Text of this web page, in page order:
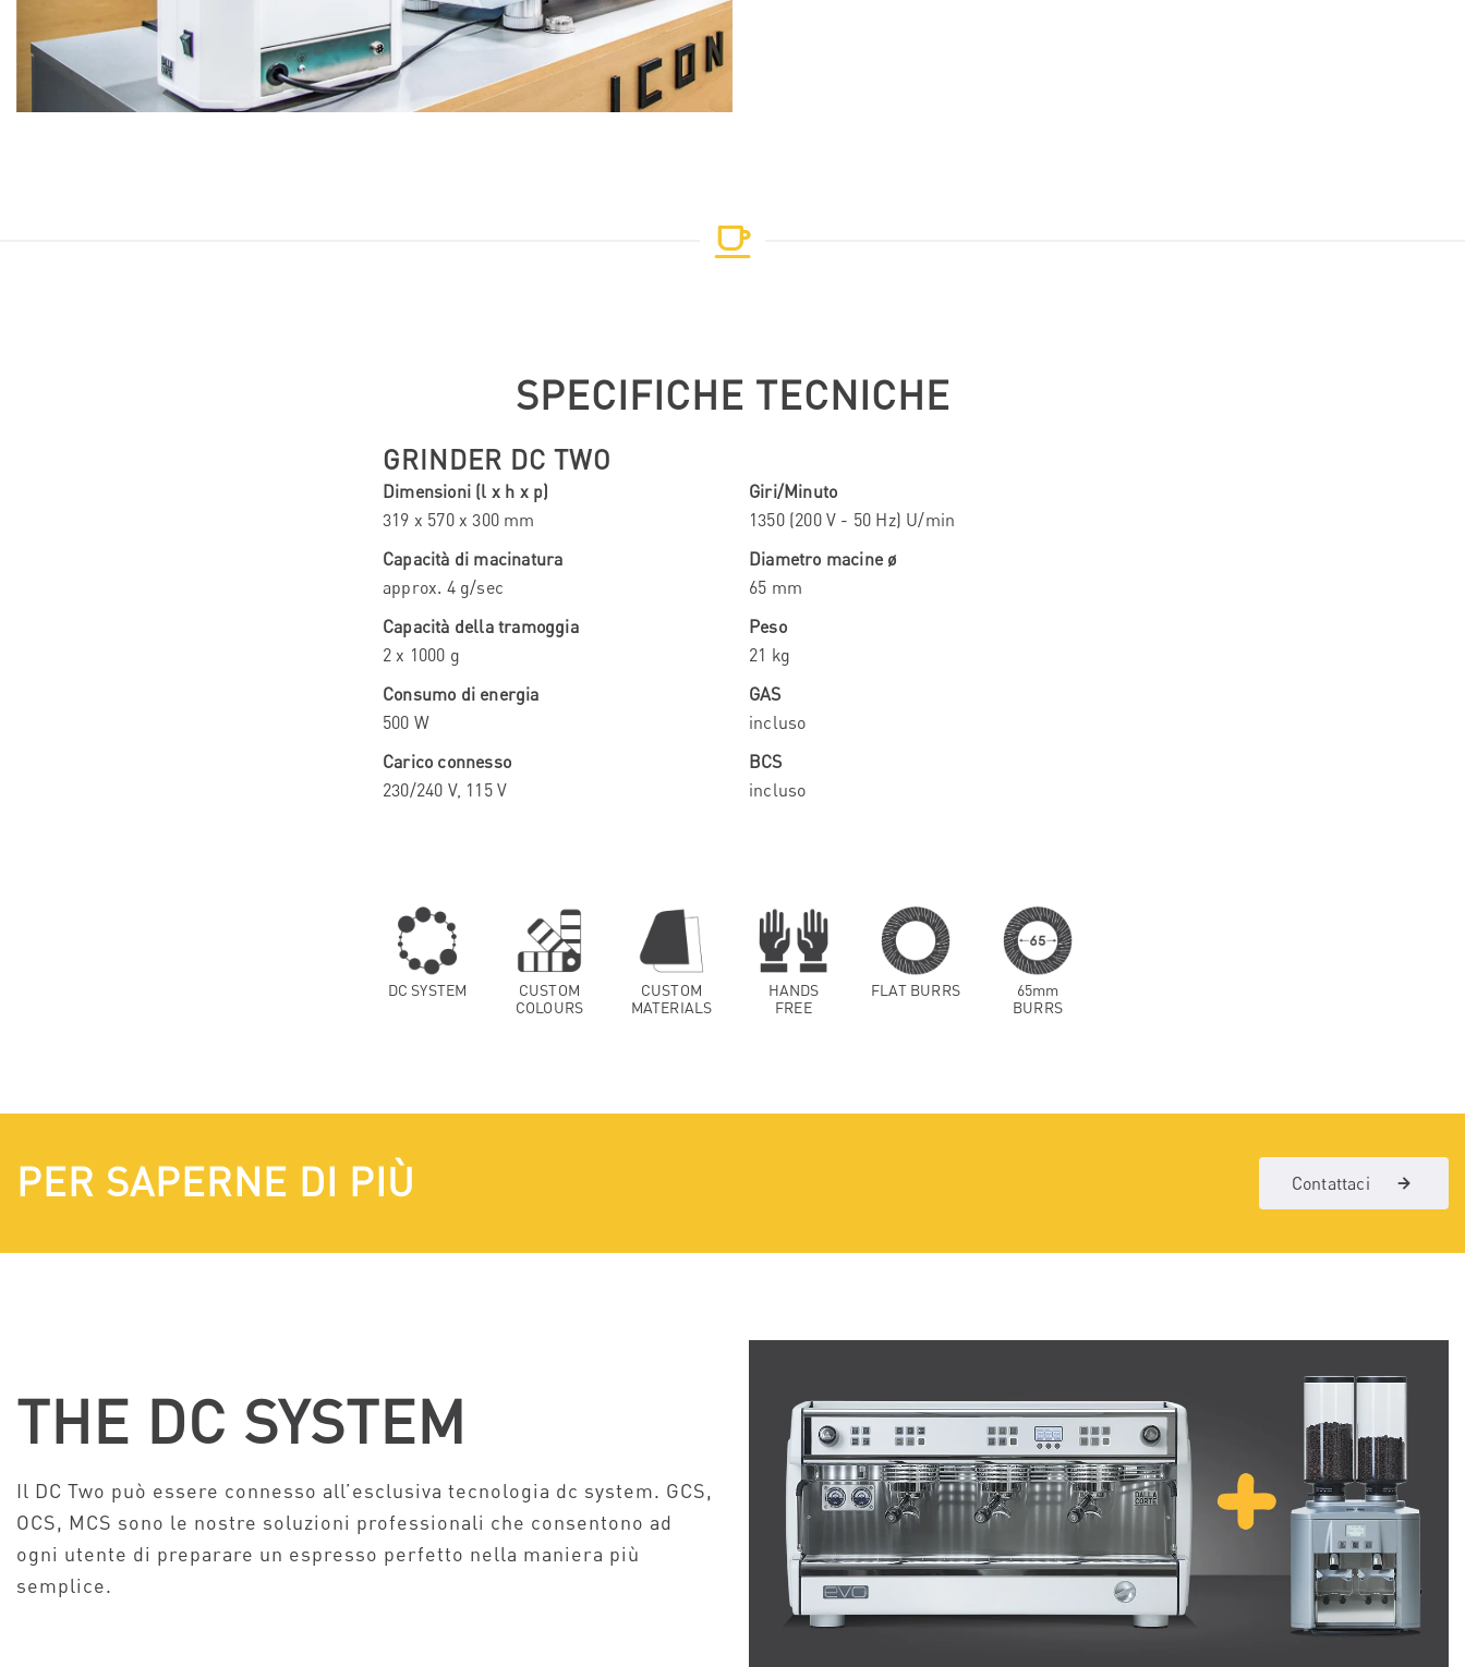
SPECIFICHE TECNICHE
GRINDER DC TWO
Dimensioni (l x h x p)
319 x 570 x 300 mm
Capacità di macinatura
approx. 4 g/sec
Capacità della tramoggia
2 x 1000 g
Consumo di energia
500 W
Carico connesso
230/240 V, 115 V
Giri/Minuto
1350 (200 V - 50 Hz) U/min
Diametro macine ø
65 mm
Peso
21 kg
GAS
incluso
BCS
incluso
DC SYSTEM
CUSTOM
COLOURS
CUSTOM
MATERIALS
HANDS
FREE
FLAT BURRS
65mm
BURRS
PER SAPERNE DI PIÙ Contattaci
THE DC SYSTEM
Il DC Two può essere connesso all’esclusiva tecnologia dc system. GCS,
OCS, MCS sono le nostre soluzioni professionali che consentono ad
ogni utente di preparare un espresso perfetto nella maniera più
semplice.